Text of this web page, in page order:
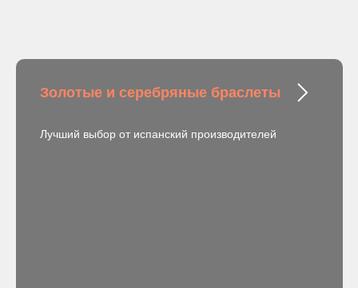
Золотые и серебряные браслеты
Лучший выбор от испанский производителей